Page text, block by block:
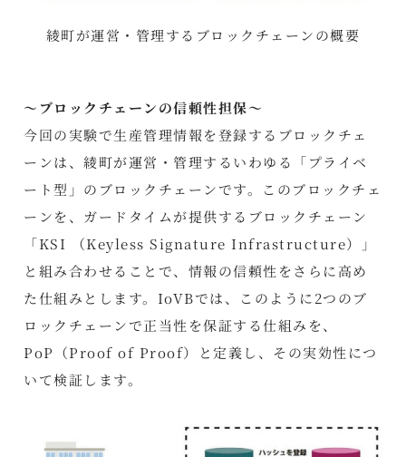
綾町が運営・管理するブロックチェーンの概要
～ブロックチェーンの信頼性担保～
今回の実験で生産管理情報を登録するブロックチェ
ーンは、綾町が運営・管理するいわゆる「プライベ
ート型」のブロックチェーンです。このブロックチェ
ーンを、ガードタイムが提供するブロックチェーン
「KSI （Keyless Signature Infrastructure）」
と組み合わせることで、情報の信頼性をさらに高め
た仕組みとします。IoVBでは、このように2つのブ
ロックチェーンで正当性を保証する仕組みを、
PoP（Proof of Proof）と定義し、その実効性につ
いて検証します。